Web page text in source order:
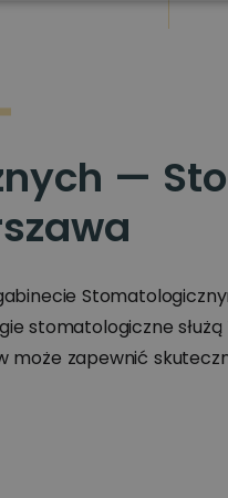
—
stomatologiczne służą
może zapewnić